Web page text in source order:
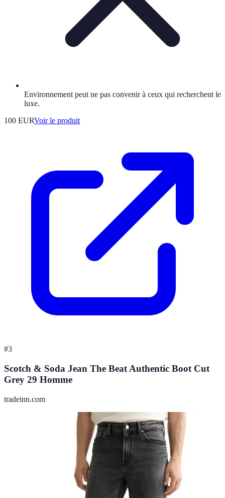
Environnement peut ne pas convenir à ceux qui recherchent le
luxe.
100 EURVoir le produit
#3
Scotch & Soda Jean The Beat Authentic Boot Cut
Grey 29 Homme
tradeinn.com